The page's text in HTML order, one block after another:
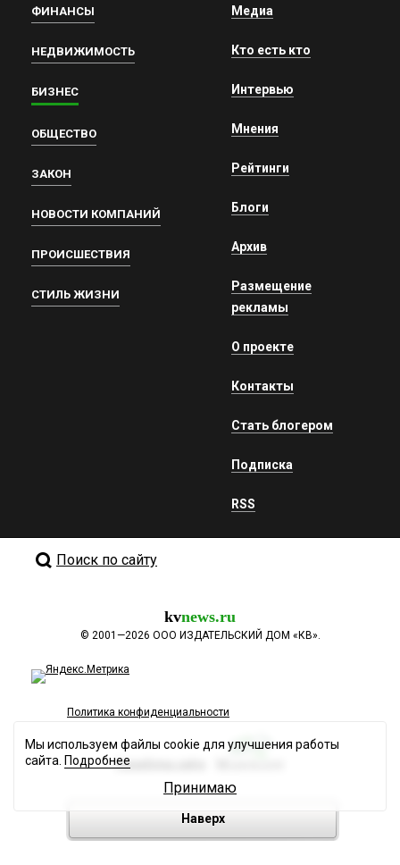
ФИНАНСЫ
НЕДВИЖИМОСТЬ
БИЗНЕС
ОБЩЕСТВО
ЗАКОН
НОВОСТИ КОМПАНИЙ
ПРОИСШЕСТВИЯ
СТИЛЬ ЖИЗНИ
Медиа
Кто есть кто
Интервью
Мнения
Рейтинги
Блоги
Архив
Размещение
рекламы
О проекте
Контакты
Стать блогером
Подписка
RSS
Поиск по сайту
kvnews.ru
© 2001—2026 ООО ИЗДАТЕЛЬСКИЙ ДОМ «КВ».
Политика конфиденциальности
Разработка сайта
Наверх
Мы используем файлы cookie для улучшения работы
сайта. Подробнее
Принимаю